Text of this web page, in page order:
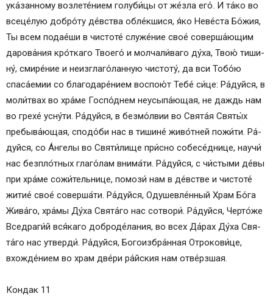
ука́занному возлете́нием голуби́цы от же́зла его́. И та́­ко во
всеце́лую доб­ро́­ту де́вст­ва обле́кшися, я́ко Неве́ста Бо́­жия,
Ты всем подае́ши в чис­то­те́ служе́ние свое́ соверша́ющим
дарова́ния кро́ткаго Тво­его́ и молчали́ваго ду́­ха, Твою́ ти­ши­
ну́, сми­ре́­ние и неизглаго́ланную чис­то­ту́, да вси То­бо́ю
спаса́емии со благодаре́нием воспою́т Те­бе́ си́­це: Ра́­дуй­ся, в
мо­ли́т­вах во хра́­ме Госпо́днем неусыпа́ющая, не даждь нам
во грехе́ усну́ти. Ра́­дуй­ся, в безмо́лвии во Свя­та́я Свя­ты́х
пребыва́ющая, спо­до́­би нас в тишине́ живо́тней пожи́ти. Ра́­
дуй­ся, со А́н­ге­лы во Святи́лище при́с­но собесе́днице, нау­чи́
нас безпло́тных глаго́лам внима́ти. Ра́­дуй­ся, с чи́с­ты­ми де́­вы
при хра́­ме сожи́тельнице, помози́ нам в де́встве и чис­то­те́
жи­тие́ свое́ соверша́ти. Ра́­дуй­ся, Оду­шев­ле́н­ный Храм Бо́­га
Жи­ва́­го, хра́мы Ду́­ха Свя­та́­го нас со­тво­ри́. Ра́­дуй­ся, Черто́же
Вседраги́й вся́­ка­го доброде́лания, во всех Да́рах Ду́­ха Свя­
та́­го нас утвер­ди́. Ра́­дуй­ся, Бо­го­из­бра́н­ная От­ро­ко­ви́­це,
вхожде́нием во храм две́ри ра́йс­кия нам отве́рзшая.
Кондак 11